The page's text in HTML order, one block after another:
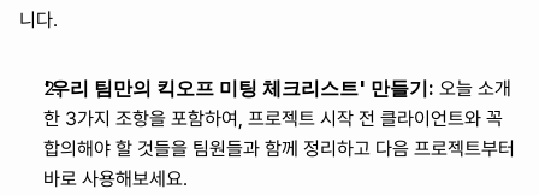
니다.
'우리 팀만의 킥오프 미팅 체크리스트' 만들기: 오늘 소개
한 3가지 조항을 포함하여, 프로젝트 시작 전 클라이언트와 꼭
합의해야 할 것들을 팀원들과 함께 정리하고 다음 프로젝트부터
바로 사용해보세요.